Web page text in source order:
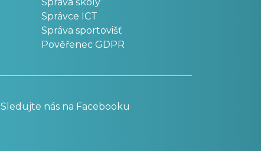
Správce ICT
Správa sportovišť
Pověřenec GDPR
Sledujte nás na Facebooku